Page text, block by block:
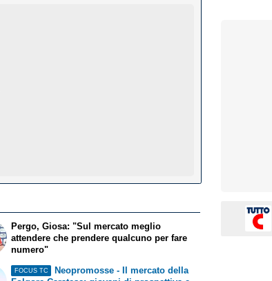
Pergo, Giosa: "Sul mercato meglio
attendere che prendere qualcuno per fare
numero"
FOCUS TC
Neopromosse - Il mercato della